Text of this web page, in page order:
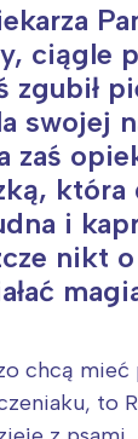
ciągle
zgubił
swojej
zaś
która
i
nikt
chcą mieć
to